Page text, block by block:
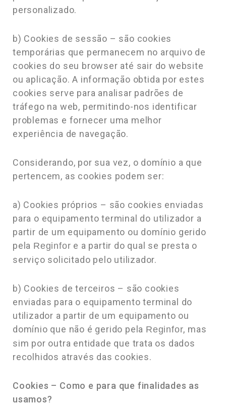
personalizado.
b) Cookies de sessão – são cookies
temporárias que permanecem no arquivo de
cookies do seu browser até sair do website
ou aplicação. A informação obtida por estes
cookies serve para analisar padrões de
tráfego na web, permitindo-nos identificar
problemas e fornecer uma melhor
experiência de navegação.
Considerando, por sua vez, o domínio a que
pertencem, as cookies podem ser:
a) Cookies próprios – são cookies enviadas
para o equipamento terminal do utilizador a
partir de um equipamento ou domínio gerido
pela Reginfor e a partir do qual se presta o
serviço solicitado pelo utilizador.
b) Cookies de terceiros – são cookies
enviadas para o equipamento terminal do
utilizador a partir de um equipamento ou
domínio que não é gerido pela Reginfor, mas
sim por outra entidade que trata os dados
recolhidos através das cookies.
Cookies – Como e para que finalidades as
usamos?